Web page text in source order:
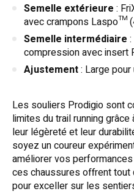
Semelle extérieure :
avec crampons Laspo™
Semelle intermédiaire
compression avec insert
Ajustement: Large
Les souliers Prodigio sont
limites du trail running
leur légèreté et leur
soyez un coureur
améliorer vos
ces chaussures offrent
pour exceller sur les